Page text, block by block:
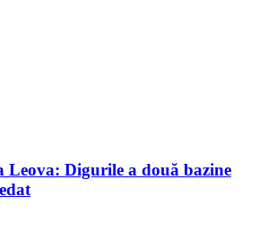
Leova: Digurile a două bazine